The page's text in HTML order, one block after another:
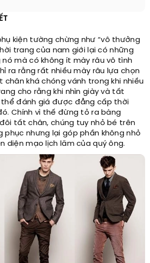
kiện tường chừng như “vô thưởng
trang của nam giới lại có những
mà có không ít mày râu vô tình
ra rằng rất nhiều mày râu lựa chọn
khá chóng vánh trong khi nhiều
cho rằng khi nhìn giày và tất
đánh giá được đẳng cấp thời
Chính vì thế đừng tỏ ra bàng
tất chân, chúng tuy nhỏ bé trên
nhưng lại góp phần không nhỏ
diện mạo lịch lãm của quý ông.